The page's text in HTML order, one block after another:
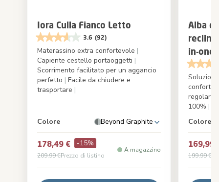
Iora Culla Fianco Letto
3.6 (92)
Materassino extra confortevole |
Capiente cestello portaoggetti |
Scorrimento facilitato per un aggancio
perfetto | Facile da chiudere e
trasportare |
Colore Beyond Graphite
178,49 € -15%
209,99 €Prezzo di listino
A magazzino
Alba
in-one
regolare
100% |
Colore
169,99
199,99 €